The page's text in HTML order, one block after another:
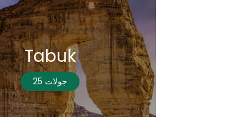
Tabuk
25 جولات